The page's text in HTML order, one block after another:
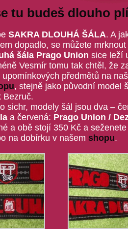
tu budeš dlouho
SAKRA DLOUHÁ ŠÁLA. A
dopadlo, se můžete
šála Prago Union sice leží
Vesmír tomu tak chtěl, že
upomínkových předmětů na
, stejně jako původní model
Bezruč.
sichr, modely šál jsou dva –
a červená: Prago Union /
a obě stojí 350 Kč a
na dobírku v našem shopu.